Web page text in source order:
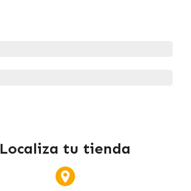
Localiza tu tienda